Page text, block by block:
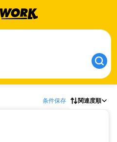
条件保存 関連度順